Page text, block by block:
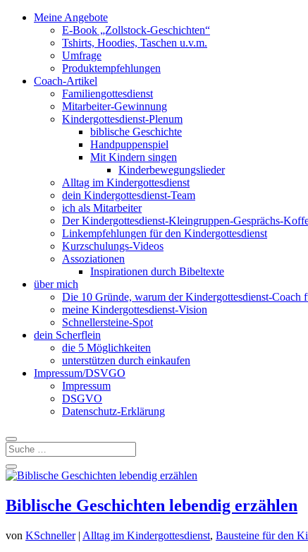
Meine Angebote
E-Book „Zollstock-Geschichten“
Tshirts, Hoodies, Taschen u.v.m.
Umfrage
Produktempfehlungen
Coach-Artikel
Familiengottesdienst
Mitarbeiter-Gewinnung
Kindergottesdienst-Plenum
biblische Geschichte
Handpuppenspiel
Mit Kindern singen
Kinderbewegungslieder
Alltag im Kindergottesdienst
dein Kindergottesdienst-Team
ich als Mitarbeiter
Der Kindergottesdienst-Kleingruppen-Gesprächs-
Linkempfehlungen für den Kindergottesdienst
Kurzschulungs-Videos
Assoziationen
Inspirationen durch Bibeltexte
über mich
Die 10 Gründe, warum der Kindergottesdienst-Coach
meine Kindergottesdienst-Vision
Schnellersteine-Spot
dein Scherflein
die 5 Möglichkeiten
unterstützen durch einkaufen
Impressum/DSVGO
Impressum
DSGVO
Datenschutz-Erklärung
Biblische Geschichten lebendig erzählen
von KSchneller| Alltag im Kindergottesdienst, Bausteine für den